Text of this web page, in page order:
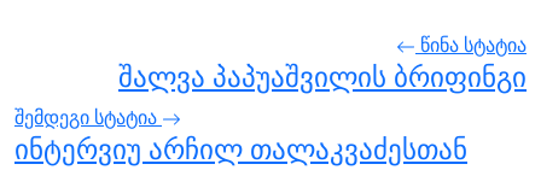
წინა სტატია
შალვა პაპუაშვილის ბრიფინგი
შემდეგი სტატია
ინტერვიუ არჩილ თალაკვაძესთან